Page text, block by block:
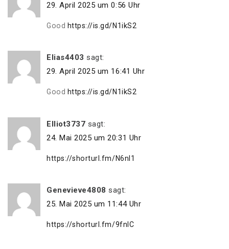
29. April 2025 um 0:56 Uhr
Good https://is.gd/N1ikS2
Elias4403 sagt:
29. April 2025 um 16:41 Uhr
Good https://is.gd/N1ikS2
Elliot3737 sagt:
24. Mai 2025 um 20:31 Uhr
https://shorturl.fm/N6nl1
Genevieve4808 sagt:
25. Mai 2025 um 11:44 Uhr
https://shorturl.fm/9fnIC